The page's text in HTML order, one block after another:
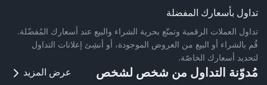
تداول بأسعارك المفضلة
تداول العملات الرقمية وتمتّع بحرية الشراء والبيع عند أسعارك المُفضّلة.
قُم بالشراء أو البيع من العروض الموجودة، أو أنشِئ إعلانات التداول
لتحديد أسعارك الخاصّة.
مُدوّنة التداول من شخص لشخص عرض المزيد